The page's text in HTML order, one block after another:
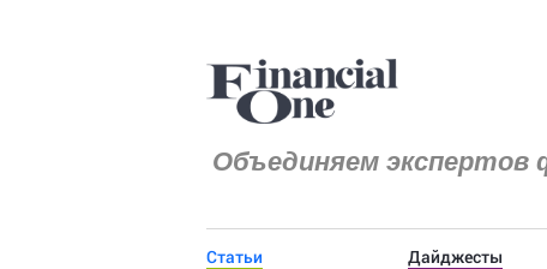
Объединяем экспертов
Статьи Дайджесты